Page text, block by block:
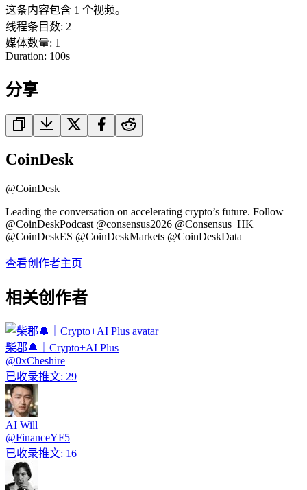
这条内容包含 1 个视频。
线程条目数: 2
媒体数量: 1
Duration: 100s
分享
CoinDesk
@CoinDesk
Leading the conversation on accelerating crypto’s future. Follow
@CoinDeskPodcast @consensus2026 @Consensus_HK
@CoinDeskES @CoinDeskMarkets @CoinDeskData
查看创作者主页
相关创作者
柴郡🔔｜Crypto+AI Plus
@0xCheshire
已收录推文: 29
AI Will
@FinanceYF5
已收录推文: 16